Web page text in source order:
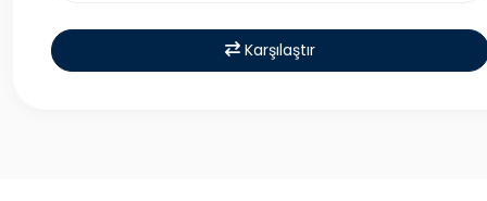
Karşılaştır